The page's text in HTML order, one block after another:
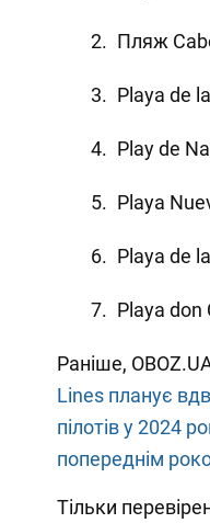
Пляж
Playa de
Play de
Playa
Playa de
Playa don
Раніше,
Lines планує
пілотів у 2024
попереднім
Тільки